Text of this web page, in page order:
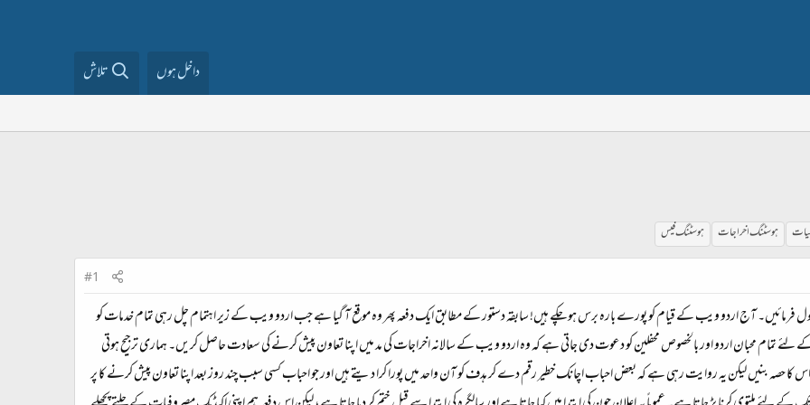
داخل ہوں تلاش
ہوسٹنگ اخراجات ہوسٹنگ فیس
#1
قبول فرمائیں۔ آج اردو ویب کے قیام کو پورے بارہ برس ہو چکے ہیں! سابقہ دستور کے مطابق ایک دفعہ پھر وہ موقع آ گیا ہے جب اردو ویب کے زیر اہتمام چل رہی تمام خدمات کو
تمام محبان اردو اور بالخصوص محفلین کو دعوت دی جاتی ہے کہ وہ اردو ویب کے سالانہ اخراجات کی مد میں اپنا تعاون پیش کرنے کی سعادت حاصل کریں۔ ہماری ترجیح ہوتی
کا حصہ بنیں لیکن یہ روایت رہی ہے کہ بعض احباب اچانک خطیر رقم دے کر ہدف کو آن واحد میں پورا کرا دیتے ہیں اور جو احباب کسی سبب چند روز بعد اپنا تعاون پیش کرنے کا پر